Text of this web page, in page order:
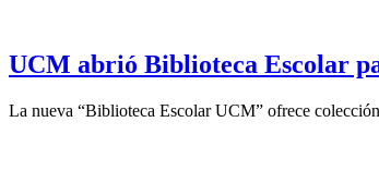
UCM abrió Biblioteca Escolar
La nueva “Biblioteca Escolar UCM” ofrece